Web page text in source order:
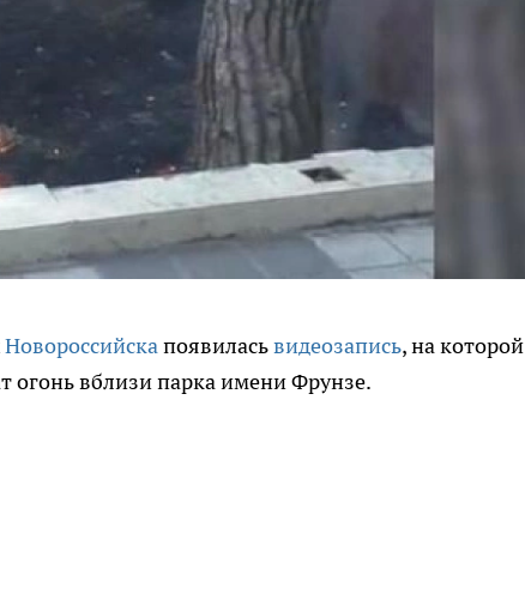
Новороссийскапоявиласьвидеозапись, на которой
огонь вблизи парка имени Фрунзе.